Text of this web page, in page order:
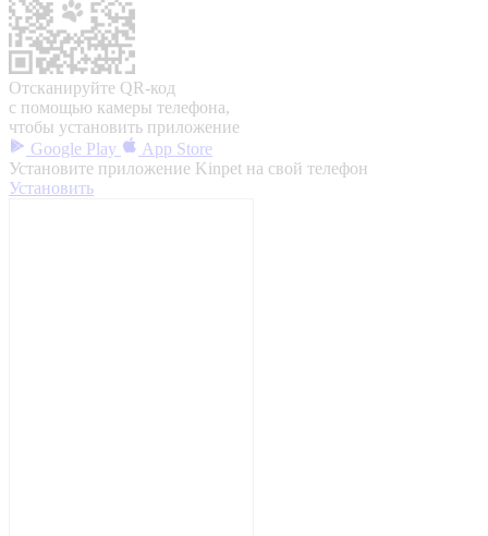
Отсканируйте QR-код
с помощью камеры телефона,
чтобы установить приложение
Google Play
App Store
Установите приложение Kinpet на свой телефон
Установить